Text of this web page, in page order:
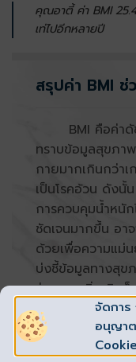
จัดการ
อนุญา
คุณอาตี้ ค่า BMI
เท่ไปอีกหลายปี
สรุปค่า BMI ช่
BMI คือค่าดัชนี
ทราบข้อมูลสุขภา
กายมากเกินกว่า
เป็นโรคอ้วน ดังนั้
การควบคุมน้ำหนั
ชัดเจนมากขึ้น อา
ด้วยเพื่อความแม่
บ่งชี้ข้อมูลทางสุข
ร่างกายเพิ่มเติมก็
ถ้าต้องการข้อมูล
เชี่ยวชาญจะดีที่สุด